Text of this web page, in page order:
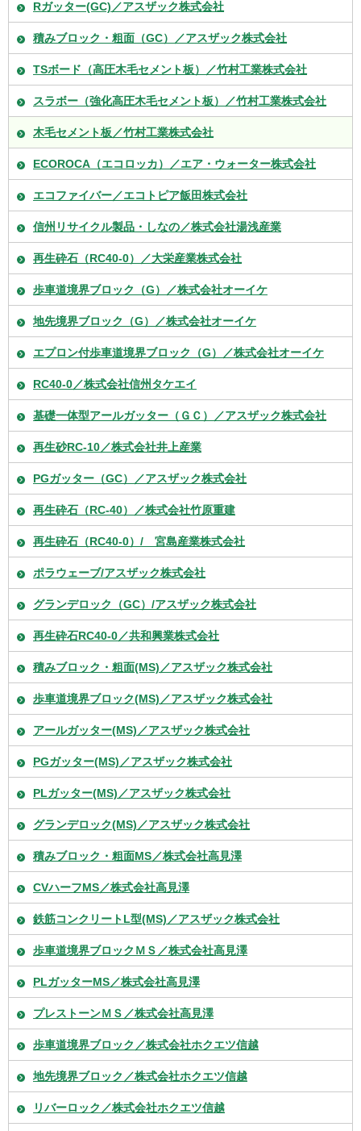
Rガッター(GC)／アスザック株式会社
積みブロック・粗面（GC）／アスザック株式会社
TSボード（高圧木毛セメント板）／竹村工業株式会社
スラボー（強化高圧木毛セメント板）／竹村工業株式会社
木毛セメント板／竹村工業株式会社
ECOROCA（エコロッカ）／エア・ウォーター株式会社
エコファイバー／エコトピア飯田株式会社
信州リサイクル製品・しなの／株式会社湯浅産業
再生砕石（RC40-0）／大栄産業株式会社
歩車道境界ブロック（G）／株式会社オーイケ
地先境界ブロック（G）／株式会社オーイケ
エプロン付歩車道境界ブロック（G）／株式会社オーイケ
RC40-0／株式会社信州タケエイ
基礎一体型アールガッター（ＧＣ）／アスザック株式会社
再生砂RC-10／株式会社井上産業
PGガッター（GC）／アスザック株式会社
再生砕石（RC-40）／株式会社竹原重建
再生砕石（RC40-0）/ 宮島産業株式会社
ポラウェーブ/アスザック株式会社
グランデロック（GC）/アスザック株式会社
再生砕石RC40-0／共和興業株式会社
積みブロック・粗面(MS)／アスザック株式会社
歩車道境界ブロック(MS)／アスザック株式会社
アールガッター(MS)／アスザック株式会社
PGガッター(MS)／アスザック株式会社
PLガッター(MS)／アスザック株式会社
グランデロック(MS)／アスザック株式会社
積みブロック・粗面MS／株式会社高見澤
CVハーフMS／株式会社高見澤
鉄筋コンクリートL型(MS)／アスザック株式会社
歩車道境界ブロックＭＳ／株式会社高見澤
PLガッターMS／株式会社高見澤
プレストーンＭＳ／株式会社高見澤
歩車道境界ブロック／株式会社ホクエツ信越
地先境界ブロック／株式会社ホクエツ信越
リバーロック／株式会社ホクエツ信越